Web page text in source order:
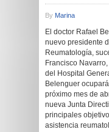
By Marina
El doctor Rafael
nuevo presidente
Reumatología,
Francisco
del Hospital
Belenguer
próximo mes de
nueva Junta
principales
asistencia